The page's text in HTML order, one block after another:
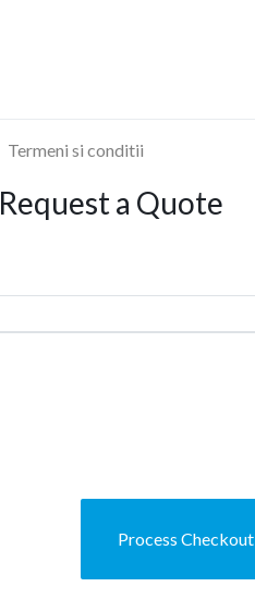
Termeni si conditii
Request a Quote
Process Checkout